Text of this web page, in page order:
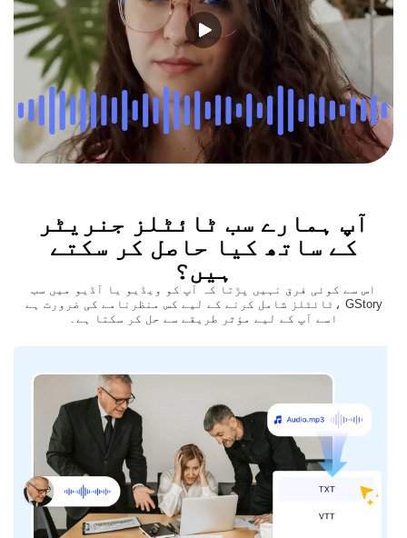
آپ ہمارے سب ٹائٹلز جنریٹر
کے ساتھ کیا حاصل کر سکتے
ہیں؟
اس سے کوئی فرق نہیں پڑتا کہ آپ کو ویڈیو یا آڈیو میں سب
ٹائٹلز شامل کرنے کے لیے کس منظرنامے کی ضرورت ہے، GStory
اسے آپ کے لیے مؤثر طریقے سے حل کر سکتا ہے۔